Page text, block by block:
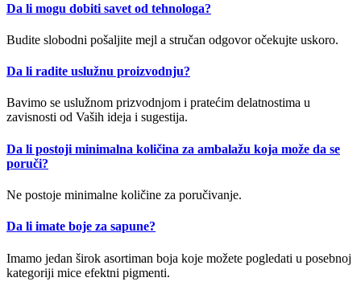
Da li mogu dobiti savet od tehnologa?
Budite slobodni pošaljite mejl a stručan odgovor očekujte uskoro.
Da li radite uslužnu proizvodnju?
Bavimo se uslužnom prizvodnjom i pratećim delatnostima u
zavisnosti od Vaših ideja i sugestija.
Da li postoji minimalna količina za ambalažu koja može da se
poruči?
Ne postoje minimalne količine za poručivanje.
Da li imate boje za sapune?
Imamo jedan širok asortiman boja koje možete pogledati u posebnoj
kategoriji mice efektni pigmenti.